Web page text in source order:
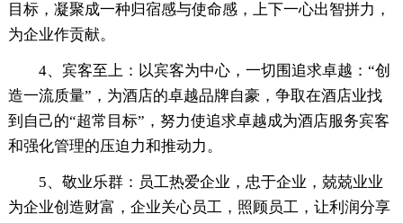
目标，凝聚成一种归宿感与使命感，上下一心出智拼力，
为企业作贡献。
4、宾客至上：以宾客为中心，一切围追求卓越：“创
造一流质量”，为酒店的卓越品牌自豪，争取在酒店业找
到自己的“超常目标”，努力使追求卓越成为酒店服务宾客
和强化管理的压迫力和推动力。
5、敬业乐群：员工热爱企业，忠于企业，兢兢业业
为企业创造财富，企业关心员工，照顾员工，让利润分享